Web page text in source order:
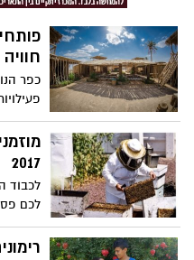
כפר
ממגוון
בינהם
בעקבות
2017
לכבוד